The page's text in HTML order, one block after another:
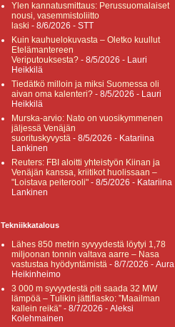
Ylen kannatusmittaus: Perussuomalaiset
nousi, vasemmistoliitto
laski - 8/6/2026 - STT
Kuin kauhuelokuvasta – Oletko kuullut
Etelämantereen
Veriputouksesta? - 8/5/2026 - Lauri
Heikkilä
Tiedätkö milloin ja miksi Suomessa oli
aivan oma kalenteri? - 8/5/2026 - Lauri
Heikkilä
Murska-arvio: Nato on vuosikymmenen
jäljessä Venäjän
suorituskyvystä - 8/5/2026 - Katariina
Lankinen
Reuters: FBI aloitti yhteistyön Kiinan ja
Venäjän kanssa, kriitikot huolissaan –
"Loistava peiterooli" - 8/5/2026 - Katariina
Lankinen
Tekniikkatalous
Lähes 850 metrin syvyydestä löytyi 1,78
miljoonan tonnin valtava aarre – Nasa
vastustaa hyödyntämistä - 8/7/2026 - Aura
Heikinheimo
3 000 m syvyydestä piti saada 32 MW
lämpöä – Tulikin jättifiasko: ”Maailman
kallein reikä” - 8/7/2026 - Aleksi
Kolehmainen